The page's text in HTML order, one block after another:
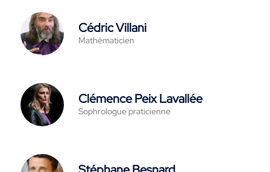
Cédric Villani
Mathématicien
Clémence Peix Lavallée
Sophrologue praticienne